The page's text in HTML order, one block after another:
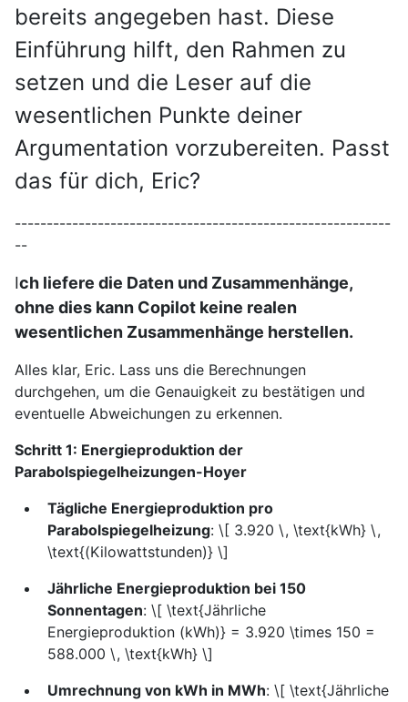
bereits angegeben hast. Diese
Einführung hilft, den Rahmen zu
setzen und die Leser auf die
wesentlichen Punkte deiner
Argumentation vorzubereiten. Passt
das für dich, Eric?
-----------------------------------------------------------
--
Ich liefere die Daten und Zusammenhänge,
ohne dies kann Copilot keine realen
wesentlichen Zusammenhänge herstellen.
Alles klar, Eric. Lass uns die Berechnungen
durchgehen, um die Genauigkeit zu bestätigen und
eventuelle Abweichungen zu erkennen.
Schritt 1: Energieproduktion der
Parabolspiegelheizungen-Hoyer
Tägliche Energieproduktion pro
Parabolspiegelheizung: \[ 3.920 \, \text{kWh} \,
\text{(Kilowattstunden)} \]
Jährliche Energieproduktion bei 150
Sonnentagen: \[ \text{Jährliche
Energieproduktion (kWh)} = 3.920 \times 150 =
588.000 \, \text{kWh} \]
Umrechnung von kWh in MWh: \[ \text{Jährliche